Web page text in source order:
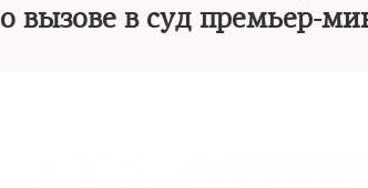
о вызове в суд премьер-